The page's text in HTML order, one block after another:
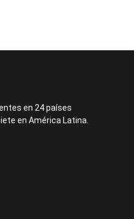
en 24 países
en América Latina.